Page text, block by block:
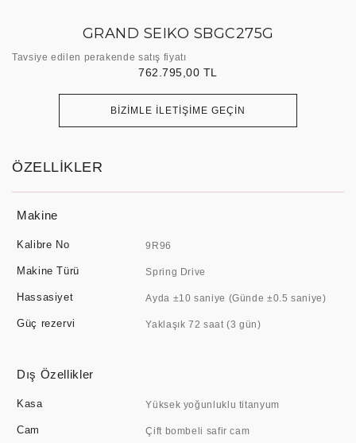
GRAND SEIKO SBGC275G
Tavsiye edilen perakende satış fiyatı
762.795,00 TL
BİZİMLE İLETİŞİME GEÇİN
ÖZELLİKLER
Makine
Kalibre No 9R96
Makine Türü Spring Drive
Hassasiyet Ayda ±10 saniye (Günde ±0.5 saniye)
Güç rezervi Yaklaşık 72 saat (3 gün)
Dış Özellikler
Kasa Yüksek yoğunluklu titanyum
Cam Çift bombeli safir cam